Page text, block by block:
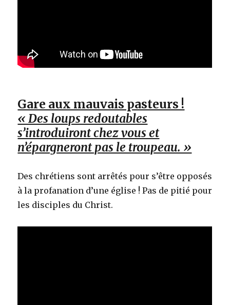
Gare aux mauvais pasteurs !
« Des loups redoutables
s’introduiront chez vous et
n’épargneront pas le troupeau. »
Des chrétiens sont arrêtés pour s’être opposés
à la profanation d’une église ! Pas de pitié pour
les disciples du Christ.